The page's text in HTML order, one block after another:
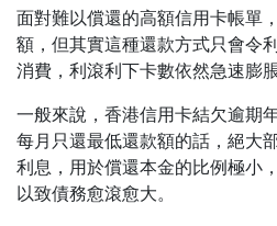
面對難以償還的高額信用卡帳單
額，但其實這種還款方式只會令
消費，利滾利下卡數依然急速膨脹
一般來說，香港信用卡結欠逾期
每月只還最低還款額的話，絕大
利息，用於償還本金的比例極小
以致債務愈滾愈大。